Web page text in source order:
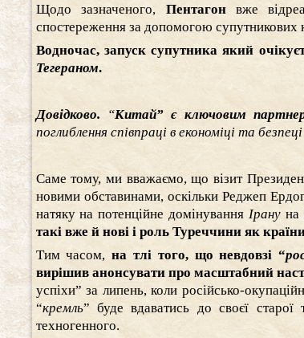
Щодо зазначеного, Пентагон вже
спостереження за допомогою супутникових
Водночас, запуск супутника який
Тегераном.
Довідково. “Китай” є ключовим
поглиблення співпраці в економіці та безпеці
Саме тому, ми вважаємо, що візит
новими обставинами, оскільки Реджеп
натяку на потенційне домінування Ірану на
такі вже й нові і роль Туреччини як
Тим часом,на тлі того, що невдовзі “
вирішив анонсувати про масштабний
успіхи” за липень, коли російсько-
“кремль” буде вдаватись до своєї
техногенного.